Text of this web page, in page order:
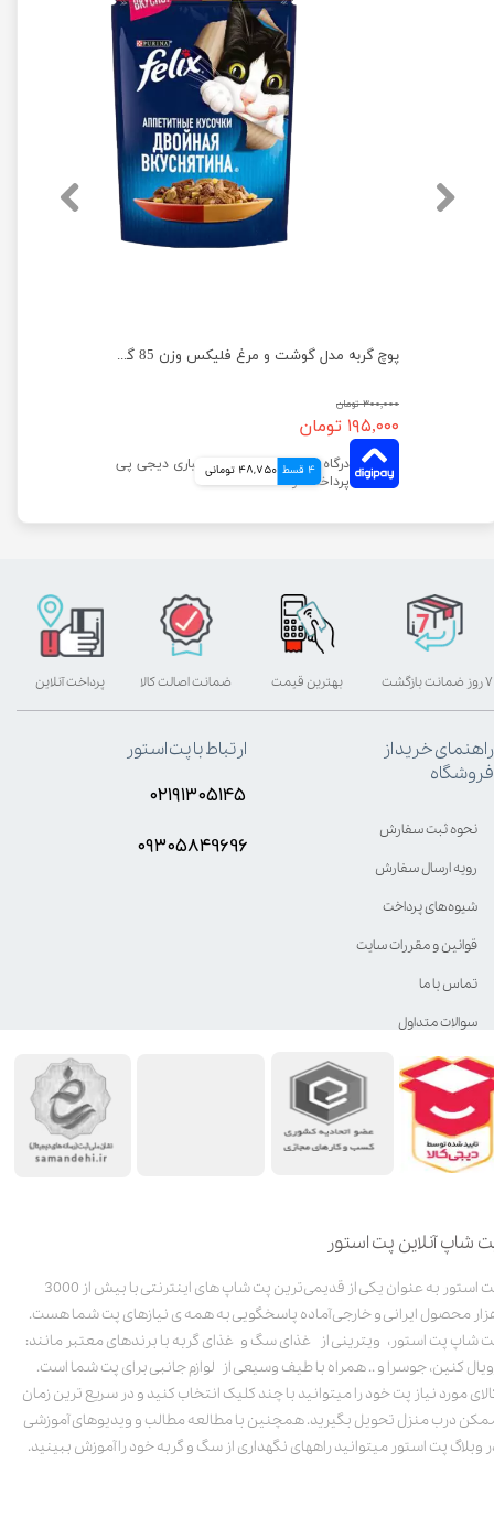
پوچ گربه مدل گوشت و مرغ فلیکس وزن 85 گرم
۳۰۰,۰۰۰ تومان
۱۹۵,۰۰۰ تومان
4 قسط 48,750 تومانی
شاپ آنلاین پت استور
پت استور به عنوان یکی از قدیمی‌ترین پت شاپ های اینترنتی با بیش از 3000
محصول ایرانی و خارجی آماده پاسخگویی به همه ی نیازهای پت شما هست.
شاپ پت استور، ویترینی از غذای سگ و غذای گربه با برندهای معتبر مانند:
کنین، جوسرا و .. همراه با طیف وسیعی از لوازم جانبی برای پت شما است.
مورد نیاز پت خود را میتوانید با چند کلیک انتخاب کنید و در سریع ترین زمان
درب منزل تحویل بگیرید. همچنین با مطالعه مطالب و ویدیوهای آموزشی
وبلاگ پت استور میتوانید راههای نگهداری از سگ و گربه خود را آموزش ببینید.
بهترین قیمت پرداخت آنلاین ۷ روز ضمانت بازگشت ضمانت اصالت کالا
راهنمای خرید از
فروشگاه
نحوه ثبت سفارش
رویه ارسال سفارش
شیوه‌های پرداخت
قوانین و مقررات سایت
تماس با ما
سوالات متداول
ارتباط با پت استور
۰۲۱۹۱۳۰۵۱۴۵
۰۹۳۰۵8۴9696